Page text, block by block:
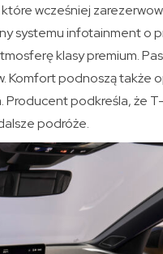
wcześniej
systemu infotainment o
klasy premium.
Komfort podnoszą także
podkreśla, że
podróże.